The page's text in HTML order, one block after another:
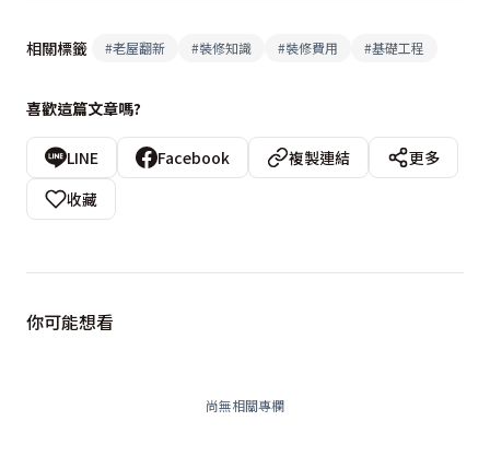
相關標籤 #老屋翻新 #裝修知識 #裝修費用 #基礎工程
喜歡這篇文章嗎?
LINE Facebook 複製連結
更多
收藏
你可能想看
尚無相關專欄